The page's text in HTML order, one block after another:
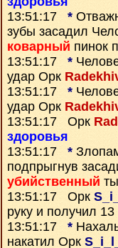
13:51:17 *
зубы засадил
коварный пинок
13:51:17 *
удар Орк
13:51:17 *
удар Орк
13:51:17 Орк
здоровья
13:51:17 *
подпрыгнув
убийственный
13:51:17 Орк
руку и получил
13:51:17 *
накатил Орк